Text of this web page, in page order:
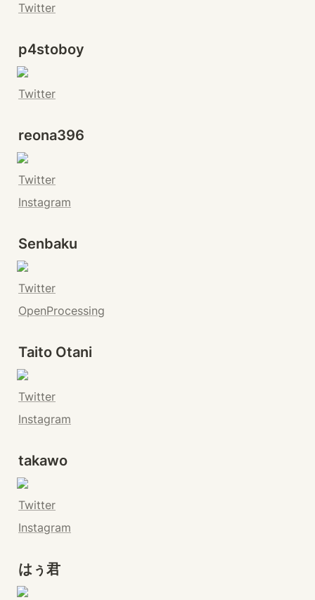
Twitter
p4stoboy
Twitter
reona396
Twitter
Instagram
Senbaku
Twitter
OpenProcessing
Taito Otani
Twitter
Instagram
takawo
Twitter
Instagram
はぅ君